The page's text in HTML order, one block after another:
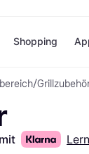
Bezahle in 3
Teilzahlungen
Shopping
/